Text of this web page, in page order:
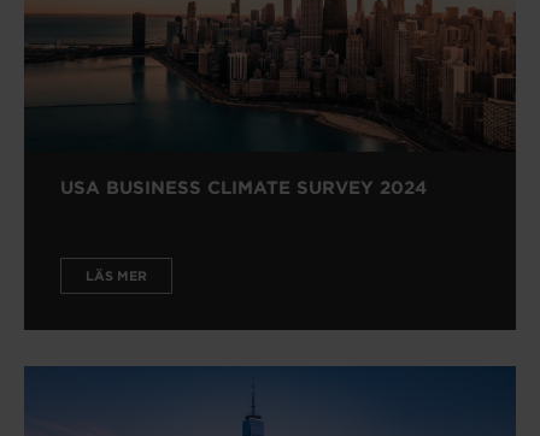
USA BUSINESS CLIMATE SURVEY 2024
LÄS MER